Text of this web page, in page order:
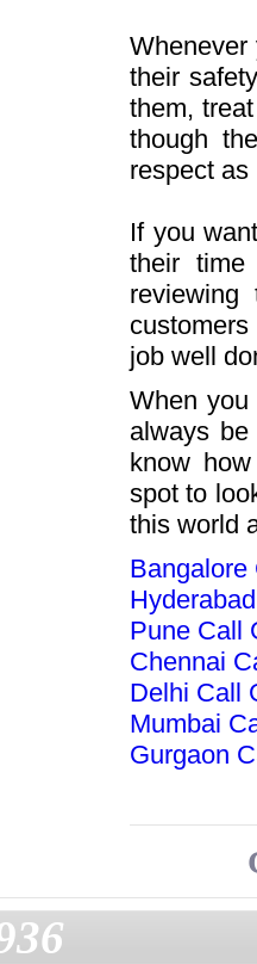
their
them,
though
respect as
If you
their
job well
When
always
know
spot to
this world
Bangalore
Pune Call
Chennai
Delhi Call
Mumbai
Gurgaon